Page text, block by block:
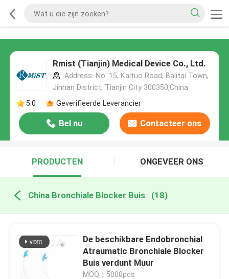
Rmist (Tianjin) Medical Device Co., Ltd.
Address: No. 15, Kaituo Road, Balitai Town,
Jinnan District, Tianjin City 300350,China
5.0
Geverifieerde Leverancier
Bel nu Contacteer ons
PRODUCTEN ONGEVEER ONS
China Bronchiale Blocker Buis (18)
De beschikbare Endobronchial
Atraumatic Bronchiale Blocker
Buis verdunt Muur
MOQ：5000pcs